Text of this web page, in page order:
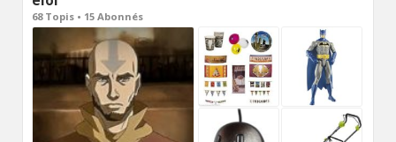
68 Topis • 15 Abonnés